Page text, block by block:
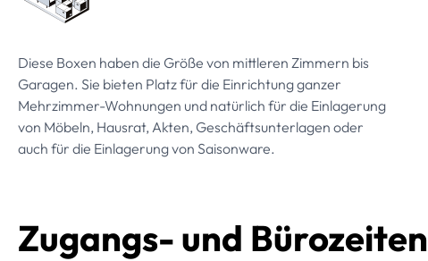
Diese Boxen haben die Größe von mittleren Zimmern bis
Garagen. Sie bieten Platz für die Einrichtung ganzer
Mehrzimmer-Wohnungen und natürlich für die Einlagerung
von Möbeln, Hausrat, Akten, Geschäftsunterlagen oder
auch für die Einlagerung von Saisonware.
Zugangs- und Bürozeiten